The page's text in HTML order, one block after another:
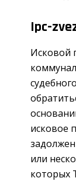
Ipc-
Исковой
исковое
или
которых